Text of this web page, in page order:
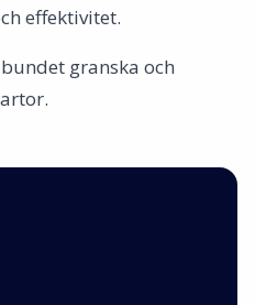
effektivitet.
granska och